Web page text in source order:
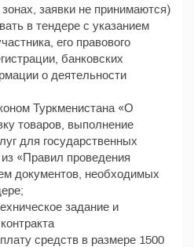
заявки не принимаются)
в тендере с указанием
его правового
банковских
о деятельности
Туркменистана «О
товаров, выполнение
для государственных
«Правил проведения
документов, необходимых
задание и
средств в размере 1500